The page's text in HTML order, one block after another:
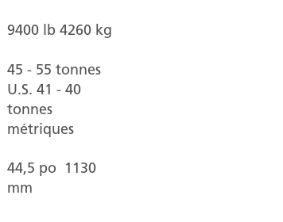
9400 lb 4260 kg
45 - 55 tonnes
U.S. 41 - 40
tonnes
métriques
44,5 po 1130
mm